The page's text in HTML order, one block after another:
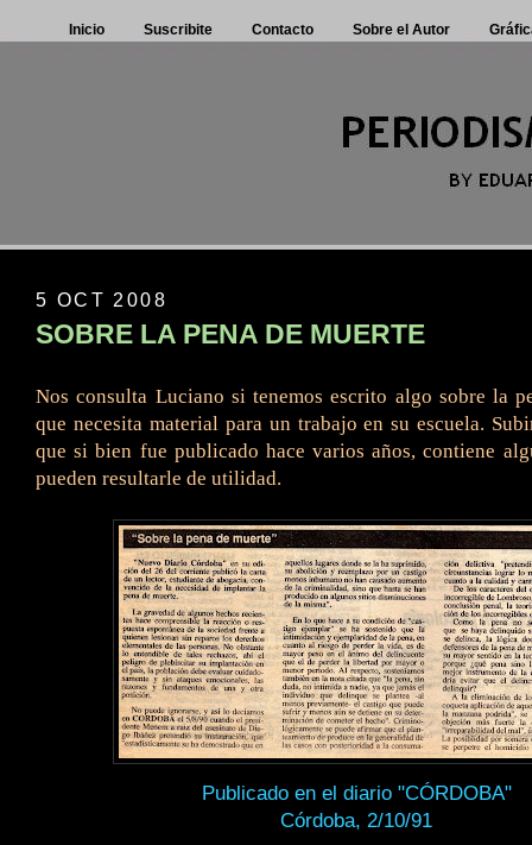
Inicio Suscribite Contacto Sobre el Autor
5 OCT 2008
SOBRE LA PENA DE MUERTE
Nos consulta Luciano si tenemos escrito algo sobre la
que necesita material para un trabajo en su escuela.
que si bien fue publicado hace varios años, contiene
pueden resultarle de utilidad.
Publicado en el diario "CÓRDOBA"
Córdoba, 2/10/91